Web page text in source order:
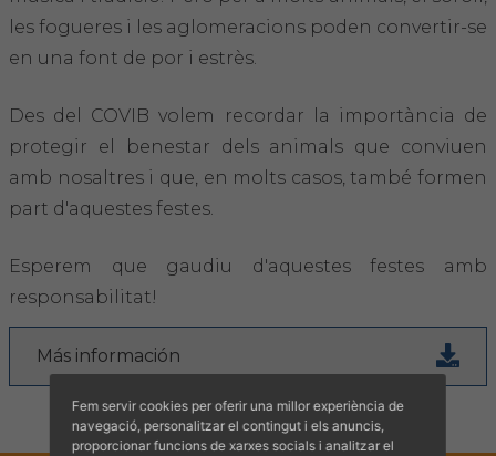
IDENTIFICACIÓ ANIMAL
Centres veterinaris
Consells per a les teves mascotes
Guia Responsable
Salut animal i salut pública
les fogueres i les aglomeracions poden convertir-se
en una font de por i estrès.
Des del COVIB volem recordar la importància de
protegir el benestar dels animals que conviuen
amb nosaltres i que, en molts casos, també formen
part d'aquestes festes.
Esperem que gaudiu d'aquestes festes amb
responsabilitat!
Más información
Fem servir cookies per oferir una millor experiència de
navegació, personalitzar el contingut i els anuncis,
proporcionar funcions de xarxes socials i analitzar el